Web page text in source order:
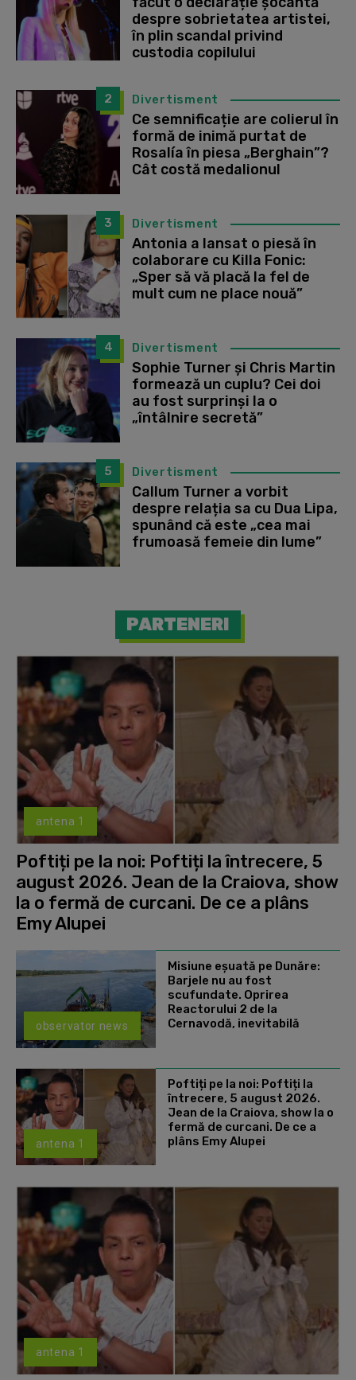
despre sobrietatea artistei,
în plin scandal privind
custodia copilului
2 Divertisment
Ce semnificație are colierul în
formă de inimă purtat de
Rosalía în piesa „Berghain”?
Cât costă medalionul
3 Divertisment
Antonia a lansat o piesă în
colaborare cu Killa Fonic:
„Sper să vă placă la fel de
mult cum ne place nouă”
4 Divertisment
Sophie Turner și Chris Martin
formează un cuplu? Cei doi
au fost surprinși la o
„întâlnire secretă”
5 Divertisment
Callum Turner a vorbit
despre relația sa cu Dua Lipa,
spunând că este „cea mai
frumoasă femeie din lume”
PARTENERI
antena 1
Poftiți pe la noi: Poftiți la întrecere, 5
august 2026. Jean de la Craiova, show
la o fermă de curcani. De ce a plâns
Emy Alupei
observator news
Misiune eșuată pe Dunăre:
Barjele nu au fost
scufundate. Oprirea
Reactorului 2 de la
Cernavodă, inevitabilă
antena 1
Poftiți pe la noi: Poftiți la
întrecere, 5 august 2026.
Jean de la Craiova, show la o
fermă de curcani. De ce a
plâns Emy Alupei
antena 1